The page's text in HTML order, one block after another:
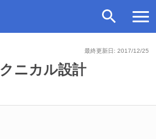
最終更新日: 2017/12/25
ニカル設計